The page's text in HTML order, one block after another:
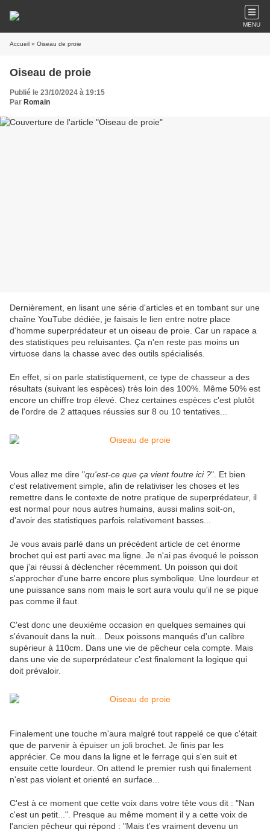
MENU
Accueil » Oiseau de proie
Oiseau de proie
Publié le 23/10/2024 à 19:15
Par Romain
Dernièrement, en lisant une série d'articles et en tombant sur une
chaîne YouTube dédiée, je faisais le lien entre notre place
d'homme superprédateur et un oiseau de proie. Car un rapace a
des statistiques peu reluisantes. Ça n'en reste pas moins un
virtuose dans la chasse avec des outils spécialisés.
En effet, si on parle statistiquement, ce type de chasseur a des
résultats (suivant les espèces) très loin des 100%. Même 50% est
encore un chiffre trop élevé. Chez certaines espèces c'est plutôt
de l'ordre de 2 attaques réussies sur 8 ou 10 tentatives...
Vous allez me dire "qu'est-ce que ça vient foutre ici ?". Et bien
c'est relativement simple, afin de relativiser les choses et les
remettre dans le contexte de notre pratique de superprédateur, il
est normal pour nous autres humains, aussi malins soit-on,
d'avoir des statistiques parfois relativement basses...
Je vous avais parlé dans un précédent article de cet énorme
brochet qui est parti avec ma ligne. Je n'ai pas évoqué le poisson
que j'ai réussi à déclencher récemment. Un poisson qui doit
s'approcher d'une barre encore plus symbolique. Une lourdeur et
une puissance sans nom mais le sort aura voulu qu'il ne se pique
pas comme il faut.
C'est donc une deuxième occasion en quelques semaines qui
s'évanouit dans la nuit... Deux poissons manqués d'un calibre
supérieur à 110cm. Dans une vie de pêcheur cela compte. Mais
dans une vie de superprédateur c'est finalement la logique qui
doit prévaloir.
Finalement une touche m'aura malgré tout rappelé ce que c'était
que de parvenir à épuiser un joli brochet. Je finis par les
apprécier. Ce mou dans la ligne et le ferrage qui s'en suit et
ensuite cette lourdeur. On attend le premier rush qui finalement
n'est pas violent et orienté en surface...
C'est à ce moment que cette voix dans votre tête vous dit : "Nan
c'est un petit...". Presque au même moment il y a cette voix de
l'ancien pêcheur qui répond : "Mais t'es vraiment devenu un